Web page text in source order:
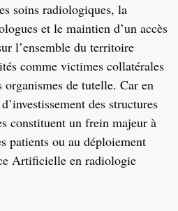
soins radiologiques, la
et le maintien d’un accès
l’ensemble du territoire
comme victimes collatérales
organismes de tutelle. Car en
des structures
constituent un frein majeur à
patients ou au déploiement
Artificielle en radiologie